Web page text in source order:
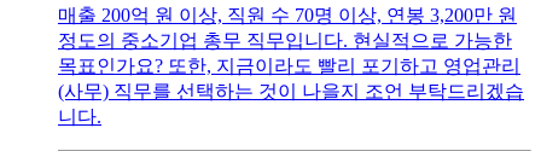
매출 200억 원 이상, 직원 수 70명 이상, 연봉 3,200만 원
정도의 중소기업 총무 직무입니다. 현실적으로 가능한
목표인가요? 또한, 지금이라도 빨리 포기하고 영업관리
(사무) 직무를 선택하는 것이 나을지 조언 부탁드리겠습
니다.